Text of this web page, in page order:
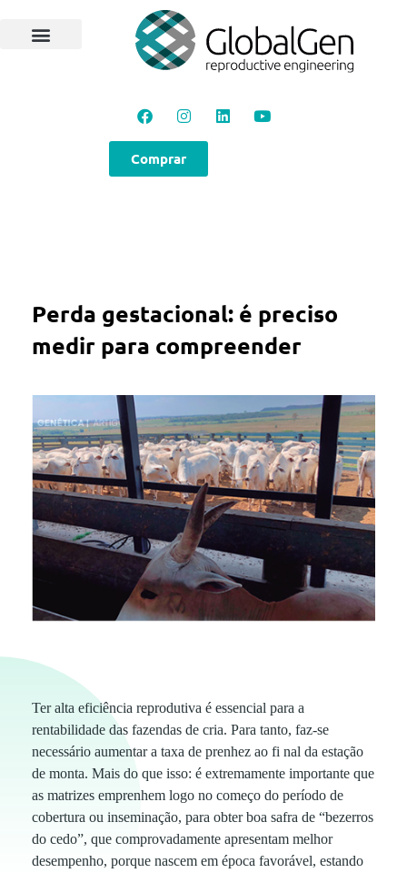
Comprar
Perda gestacional: é preciso
medir para compreender
P
e
r
d
Ter alta eficiência reprodutiva é essencial para a
rentabilidade das fazendas de cria. Para tanto, faz-se
necessário aumentar a taxa de prenhez ao fi nal da estação
de monta. Mais do que isso: é extremamente importante que
as matrizes emprenhem logo no começo do período de
cobertura ou inseminação, para obter boa safra de “bezerros
do cedo”, que comprovadamente apresentam melhor
desempenho, porque nascem em época favorável, estando